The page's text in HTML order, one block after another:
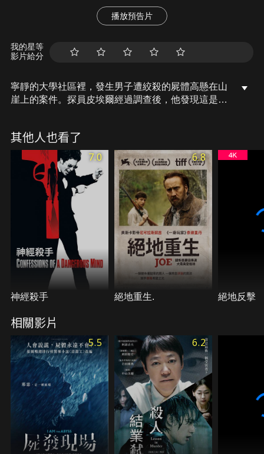
播放預告片
我的星等
影片給分
寧靜的大學社區裡，發生男子遭絞殺的屍體高懸在山
崖上的案件。探員皮埃爾經過調查後，他發現這是經
來自歌隆鎮。線索將兩個離經叛道的警探繫在一起，
他們抽絲剝繭冰封多年的秘密，同時他們也一步步陷
入血泊中……。
其他人也看了
7.0
神經殺手
6.8
絕地重生. 絕地反擊
相關影片
5.5 6.2